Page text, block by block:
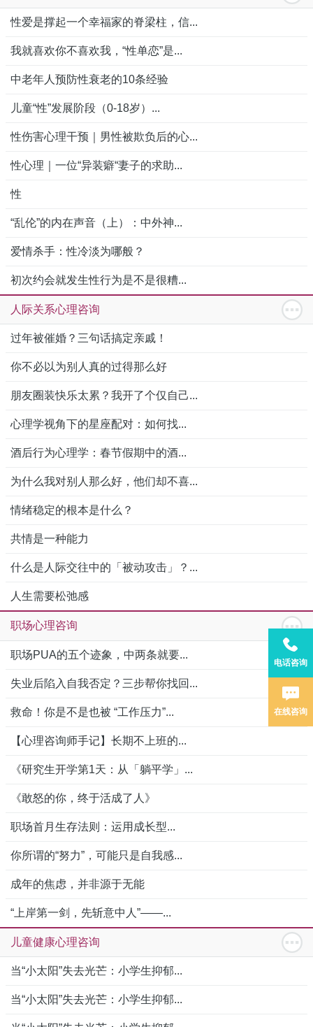
性爱是撑起一个幸福家的脊梁柱，信...
我就喜欢你不喜欢我，“性单恋”是...
中老年人预防性衰老的10条经验
儿童“性”发展阶段（0-18岁）...
性伤害心理干预｜男性被欺负后的心...
性心理｜一位“异装癖“妻子的求助...
性
“乱伦”的内在声音（上）：中外神...
爱情杀手：性冷淡为哪般？
初次约会就发生性行为是不是很糟...
人际关系心理咨询
过年被催婚？三句话搞定亲戚！
你不必以为别人真的过得那么好
朋友圈装快乐太累？我开了个仅自己...
心理学视角下的星座配对：如何找...
酒后行为心理学：春节假期中的酒...
为什么我对别人那么好，他们却不喜...
情绪稳定的根本是什么？
共情是一种能力
什么是人际交往中的「被动攻击」？...
人生需要松弛感
职场心理咨询
职场PUA的五个迹象，中两条就要...
失业后陷入自我否定？三步帮你找回...
救命！你是不是也被 “工作压力”...
【心理咨询师手记】长期不上班的...
《研究生开学第1天：从「躺平学」...
《敢怒的你，终于活成了人》
职场首月生存法则：运用成长型...
你所谓的“努力”，可能只是自我感...
成年的焦虑，并非源于无能
“上岸第一剑，先斩意中人”——...
儿童健康心理咨询
当“小太阳”失去光芒：小学生抑郁...
当“小太阳”失去光芒：小学生抑郁...
电话咨询
在线咨询